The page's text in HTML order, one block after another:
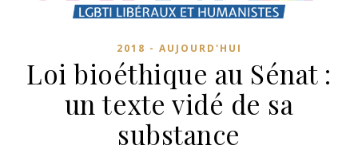
2018 - AUJOURD'HUI
Loi bioéthique au Sénat :
un texte vidé de sa
substance